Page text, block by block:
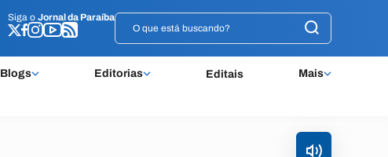
Siga o Jornal da Paraíba
Blogs Editorias Editais Mais
Siga o Jornal da Paraíba